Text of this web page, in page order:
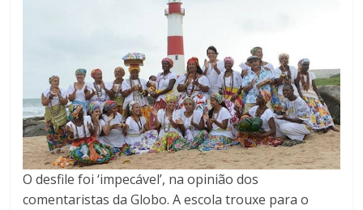
O desfile foi ‘impecável’, na opinião dos
comentaristas da Globo. A escola trouxe para o